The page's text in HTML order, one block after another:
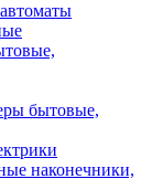
бытовые,
наконечники,